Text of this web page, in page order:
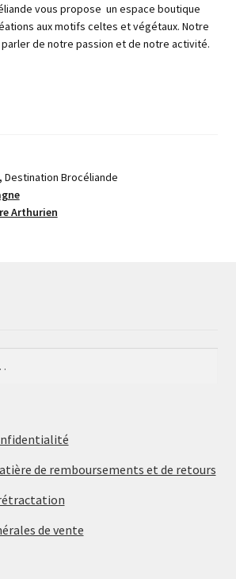
vous propose un espace boutique
aux motifs celtes et végétaux. Notre
de notre passion et de notre activité.
Destination Brocéliande
Arthurien
de remboursements et de retours
de vente